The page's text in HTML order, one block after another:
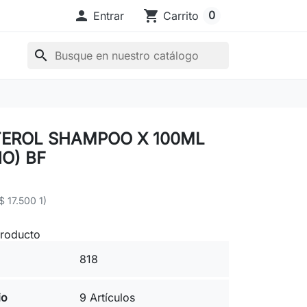
 Entrar shopping_cart Carrito 0
search
SHAMPOO X 100ML
BF
17.500 1)
818
9 Artículos